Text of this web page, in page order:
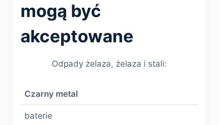
mogą być
akceptowane
Odpady żelaza, żelaza i stali:
Czarny metal
baterie